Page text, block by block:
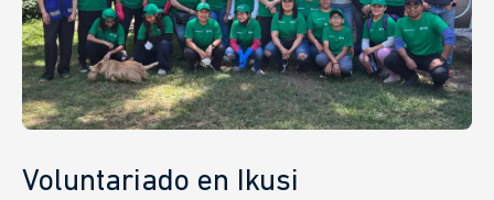
Voluntariado en Ikusi